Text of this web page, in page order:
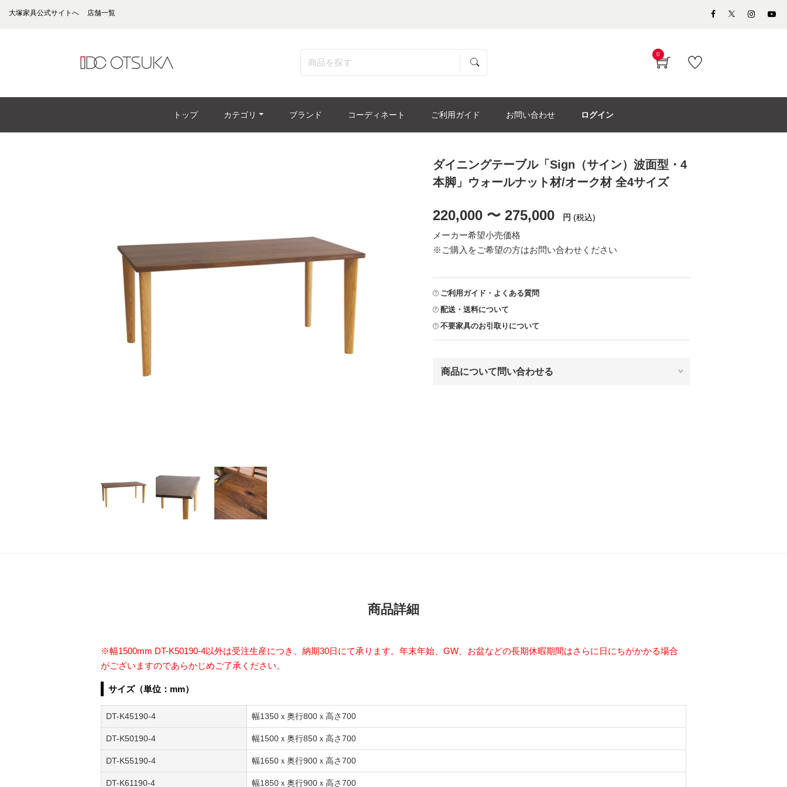
大塚家具公式サイトへ 店舗一覧
0
トップ カテゴリ ブランド コーディネート ご利用ガイド お問い合わせ ログイン
ダイニングテーブル「Sign（サイン）波面型・4
本脚」ウォールナット材/オーク材 全4サイズ
220,000 〜 275,000 円 (税込)
メーカー希望小売価格
※ご購入をご希望の方はお問い合わせください
ご利用ガイド・よくある質問
配送・送料について
不要家具のお引取りについて
商品について問い合わせる
商品詳細
※幅1500mm DT-K50190-4以外は受注生産につき、納期30日にて承ります。年末年始、GW、お盆などの長期休暇期間はさらに日にちがかかる場合
がございますのであらかじめご了承ください。
サイズ（単位：mm）
DT-K45190-4 幅1350ｘ奥行800ｘ高さ700
DT-K50190-4 幅1500ｘ奥行850ｘ高さ700
DT-K55190-4 幅1650ｘ奥行900ｘ高さ700
DT-K61190-4 幅1850ｘ奥行900ｘ高さ700